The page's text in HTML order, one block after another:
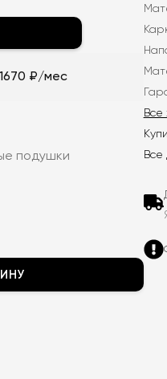
₽/мес
подушки
Все
Все